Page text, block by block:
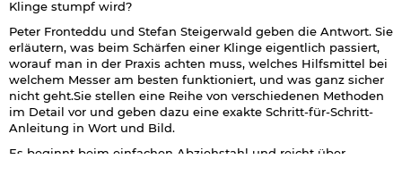
Klinge stumpf wird?
Peter Fronteddu und Stefan Steigerwald geben die Antwort. Sie
erläutern, was beim Schärfen einer Klinge eigentlich passiert,
worauf man in der Praxis achten muss, welches Hilfsmittel bei
welchem Messer am besten funktioniert, und was ganz sicher
nicht geht.Sie stellen eine Reihe von verschiedenen Methoden
im Detail vor und geben dazu eine exakte Schritt-für-Schritt-
Anleitung in Wort und Bild.
Es beginnt beim einfachen Abziehstahl und reicht über